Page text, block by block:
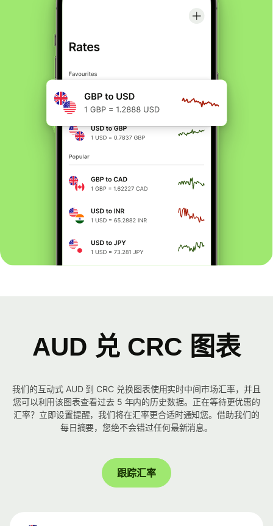
AUD 兑 CRC 图表
我们的互动式 AUD 到 CRC 兑换图表使用实时中间市场汇率，并且
您可以利用该图表查看过去 5 年内的历史数据。正在等待更优惠的
汇率？立即设置提醒，我们将在汇率更合适时通知您。借助我们的
每日摘要，您绝不会错过任何最新消息。
跟踪汇率